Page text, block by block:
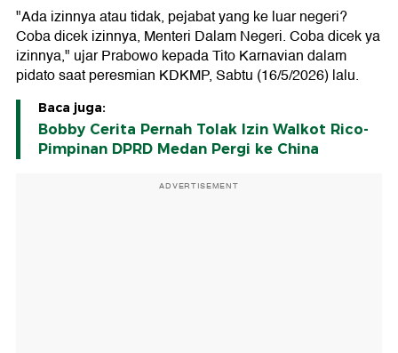
"Ada izinnya atau tidak, pejabat yang ke luar negeri?
Coba dicek izinnya, Menteri Dalam Negeri. Coba dicek ya
izinnya," ujar Prabowo kepada Tito Karnavian dalam
pidato saat peresmian KDKMP, Sabtu (16/5/2026) lalu.
Baca juga:
Bobby Cerita Pernah Tolak Izin Walkot Rico-
Pimpinan DPRD Medan Pergi ke China
ADVERTISEMENT